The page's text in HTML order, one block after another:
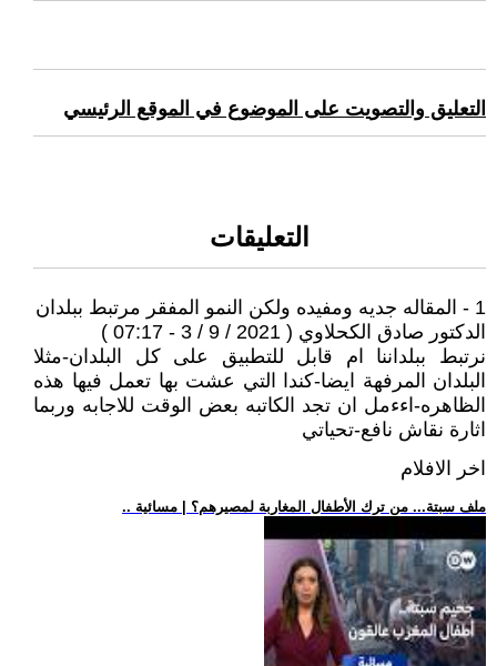
التعليق والتصويت على الموضوع في الموقع الرئيسي
التعليقات
1 - المقاله جديه ومفيده ولكن النمو المفقر مرتبط ببلدان
الدكتور صادق الكحلاوي ( 2021 / 9 / 3 - 07:17 )
نرتبط ببلداننا ام قابل للتطبيق على كل البلدان-مثلا
البلدان المرفهة ايضا-كندا التي عشت بها تعمل فيها هذه
الظاهره-اءءمل ان تجد الكاتبه بعض الوقت للاجابه وربما
اثارة نقاش نافع-تحياتي
اخر الافلام
.. ملف سبتة... من ترك الأطفال المغاربة لمصيرهم؟ | مسائية